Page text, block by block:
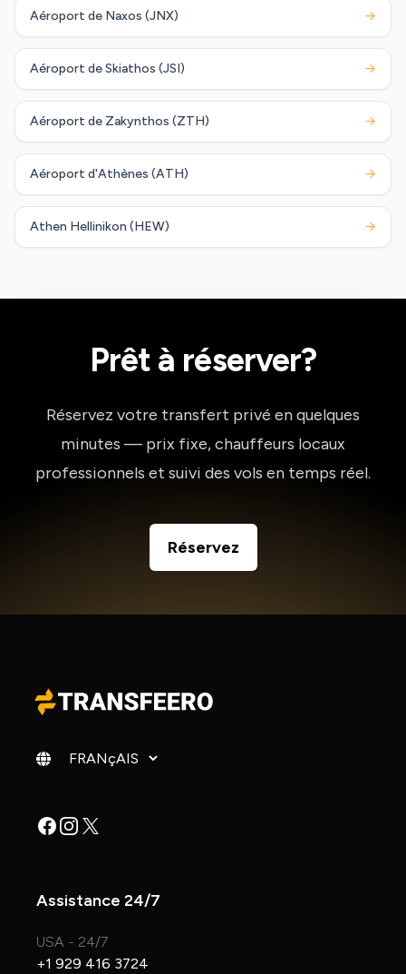
Aéroport de Naxos (JNX) →
Aéroport de Skiathos (JSI) →
Aéroport de Zakynthos (ZTH) →
Aéroport d'Athènes (ATH) →
Athen Hellinikon (HEW) →
Prêt à réserver?
Réservez votre transfert privé en quelques
minutes — prix fixe, chauffeurs locaux
professionnels et suivi des vols en temps réel.
Réservez
Changer de langue
Facebook
Instagram
X
Assistance 24/7
USA - 24/7
+1 929 416 3724